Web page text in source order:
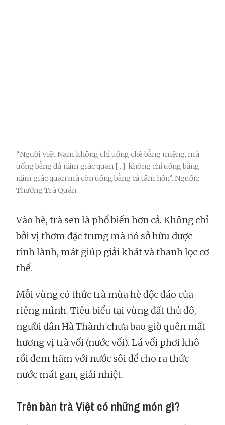
“Người Việt Nam không chỉ uống chè bằng miệng, mà
uống bằng đủ năm giác quan [...]; không chỉ uống bằng
năm giác quan mà còn uống bằng cả tâm hồn”. Nguồn:
Thưởng Trà Quán.
Vào hè, trà sen là phổ biến hơn cả. Không chỉ
bởi vị thơm đặc trưng mà nó sở hữu dược
tính lành, mát giúp giải khát và thanh lọc cơ
thể.
Mỗi vùng có thức trà mùa hè độc đáo của
riêng mình. Tiêu biểu tại vùng đất thủ đô,
người dân Hà Thành chưa bao giờ quên mất
hương vị trà vối (nước vối). Lá vối phơi khô
rồi đem hãm với nước sôi để cho ra thức
nước mát gan, giải nhiệt.
Trên bàn trà Việt có những món gì?